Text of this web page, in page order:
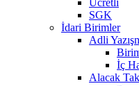
SGK
İdari Birimler
Adli
İç
Alacak